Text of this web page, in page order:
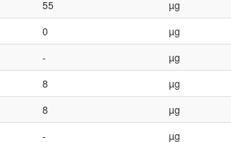
55 µg
0 µg
- µg
8 µg
8 µg
- µg